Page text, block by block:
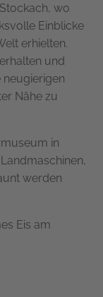
wo
Einblicke
erhielten.
und
Nähe zu
in
werden
Eis am